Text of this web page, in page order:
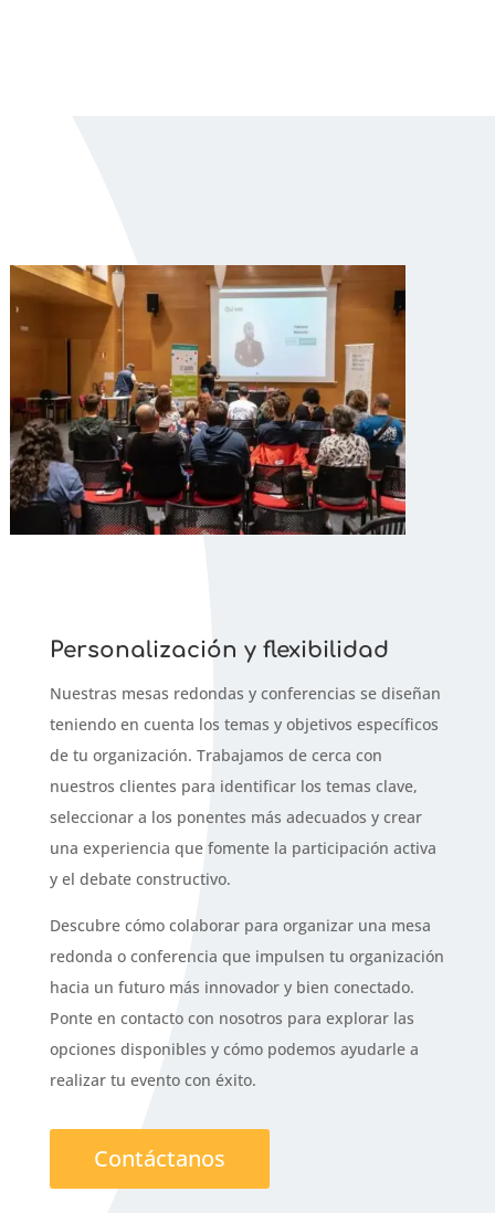
Personalización y flexibilidad
Nuestras mesas redondas y conferencias se diseñan
teniendo en cuenta los temas y objetivos específicos
de tu organización. Trabajamos de cerca con
nuestros clientes para identificar los temas clave,
seleccionar a los ponentes más adecuados y crear
una experiencia que fomente la participación activa
y el debate constructivo.
Descubre cómo colaborar para organizar una mesa
redonda o conferencia que impulsen tu organización
hacia un futuro más innovador y bien conectado.
Ponte en contacto con nosotros para explorar las
opciones disponibles y cómo podemos ayudarle a
realizar tu evento con éxito.
Contáctanos